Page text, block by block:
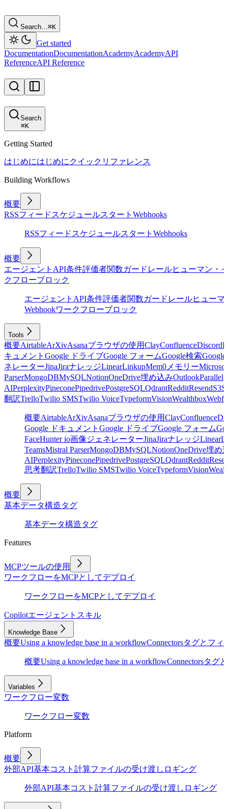
Search…⌘K
Get started
DocumentationDocumentationAcademyAcademyAPI
ReferenceAPI Reference
Search
⌘K
Getting Started
はじめにはじめに クイックリファレンス
Building Workflows
概要
RSSフィード スケジュールスタート Webhooks
RSSフィード スケジュールスタート Webhooks
概要
エージェント API条件評価者関数ガードレールヒューマン・
クフローブロック
エージェント API条件評価者関数ガードレールヒュー
Webhookワークフローブロック
Tools
概要AirtableArXivAsanaブラウザの使用ClayConfluenceDiscord
キュメント Google ドライブGoogle フォームGoogle検索
ネレーターJinaJiraナレッジLinearLinkupMem0 メモリー
ParserMongoDBMySQLNotionOneDrive埋め込みOutlookParallel
AIPerplexityPineconePipedrivePostgreSQLQdrantRedditResendS3
翻訳TrelloTwilio SMSTwilio VoiceTypeformVisionWealthbox
概要AirtableArXivAsanaブラウザの使用ClayConfluence
Google ドキュメント Google ドライブGoogle フォーム
FaceHunter io画像ジェネレーターJinaJiraナレッジLinear
TeamsMistral ParserMongoDBMySQLNotionOneDrive埋め
AIPerplexityPineconePipedrivePostgreSQLQdrantReddit
思考翻訳TrelloTwilio SMSTwilio VoiceTypeformVision
概要
基本データ構造タグ
基本データ構造タグ
Features
MCPツールの使用
ワークフローをMCPとしてデプロイ
ワークフローをMCPとしてデプロイ
Copilotエージェントスキル
Knowledge Base
概要Using a knowledge base in a workflowConnectorsタグとフィ
概要Using a knowledge base in a workflowConnectorsタグ
Variables
ワークフロー変数
ワークフロー変数
Platform
概要
外部API基本コスト計算ファイルの受け渡し ロギング
外部API基本コスト計算ファイルの受け渡し ロギング